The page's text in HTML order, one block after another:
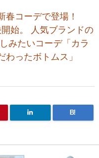
コーデで登場！
始。 人気ブランドの
みたいコーデ「カラ
ったボトムス」
B!